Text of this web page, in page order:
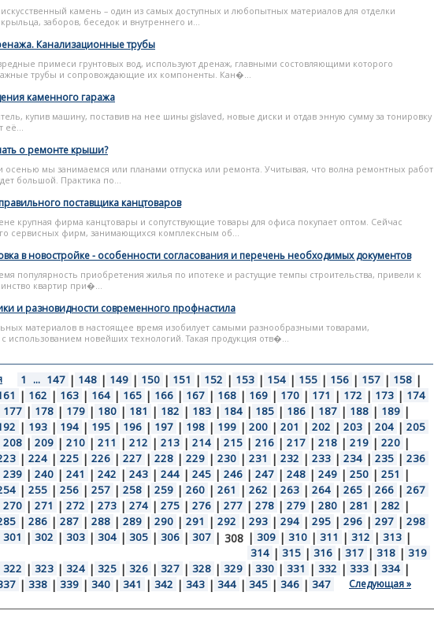
камень – один из самых доступных и любопытных материалов для отделки
заборов, беседок и внутреннего и...
Канализационные трубы
примеси грунтовых вод, используют дренаж, главными состовляющими которого
трубы и сопровождающие их компоненты. Кан�...
каменного гаража
купив машину, поставив на нее шины gislaved, новые диски и отдав энную сумму за тонировку
её...
о ремонте крыши?
мы занимаемся или планами отпуска или ремонта. Учитывая, что волна ремонтных работ
большой. Практика по...
поставщика канцтоваров
крупная фирма канцтовары и сопутствующие товары для офиса покупает оптом. Сейчас
сервисных фирм, занимающихся комплексным об...
в новостройке - особенности согласования и перечень необходимых документов
популярность приобретения жилья по ипотеке и растущие темпы строительства, привели к
квартир при�...
и разновидности современного профнастила
материалов в настоящее время изобилует самыми разнообразными товарами,
использованием новейших технологий. Такая продукция отв�...
1 ... 147 | 148 | 149 | 150 | 151 | 152 | 153 | 154 | 155 | 156 | 157 | 158 |
| 162 | 163 | 164 | 165 | 166 | 167 | 168 | 169 | 170 | 171 | 172 | 173 | 174
177 | 178 | 179 | 180 | 181 | 182 | 183 | 184 | 185 | 186 | 187 | 188 | 189 |
| 193 | 194 | 195 | 196 | 197 | 198 | 199 | 200 | 201 | 202 | 203 | 204 | 205
208 | 209 | 210 | 211 | 212 | 213 | 214 | 215 | 216 | 217 | 218 | 219 | 220 |
| 224 | 225 | 226 | 227 | 228 | 229 | 230 | 231 | 232 | 233 | 234 | 235 | 236
239 | 240 | 241 | 242 | 243 | 244 | 245 | 246 | 247 | 248 | 249 | 250 | 251 |
| 255 | 256 | 257 | 258 | 259 | 260 | 261 | 262 | 263 | 264 | 265 | 266 | 267
270 | 271 | 272 | 273 | 274 | 275 | 276 | 277 | 278 | 279 | 280 | 281 | 282 |
| 286 | 287 | 288 | 289 | 290 | 291 | 292 | 293 | 294 | 295 | 296 | 297 | 298
301 | 302 | 303 | 304 | 305 | 306 | 307 | 308 | 309 | 310 | 311 | 312 | 313 |
314 | 315 | 316 | 317 | 318 | 319
322 | 323 | 324 | 325 | 326 | 327 | 328 | 329 | 330 | 331 | 332 | 333 | 334 |
| 338 | 339 | 340 | 341 | 342 | 343 | 344 | 345 | 346 | 347 Следующая »